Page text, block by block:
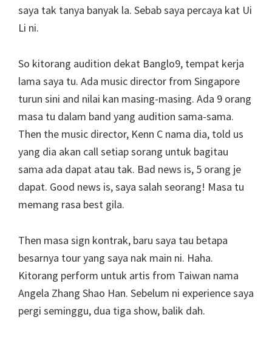
saya tak tanya banyak la. Sebab saya percaya kat Ui
Li ni.
So kitorang audition dekat Banglo9, tempat kerja
lama saya tu. Ada music director from Singapore
turun sini and nilai kan masing-masing. Ada 9 orang
masa tu dalam band yang audition sama-sama.
Then the music director, Kenn C nama dia, told us
yang dia akan call setiap sorang untuk bagitau
sama ada dapat atau tak. Bad news is, 5 orang je
dapat. Good news is, saya salah seorang! Masa tu
memang rasa best gila.
Then masa sign kontrak, baru saya tau betapa
besarnya tour yang saya nak main ni. Haha.
Kitorang perform untuk artis from Taiwan nama
Angela Zhang Shao Han. Sebelum ni experience saya
pergi seminggu, dua tiga show, balik dah.